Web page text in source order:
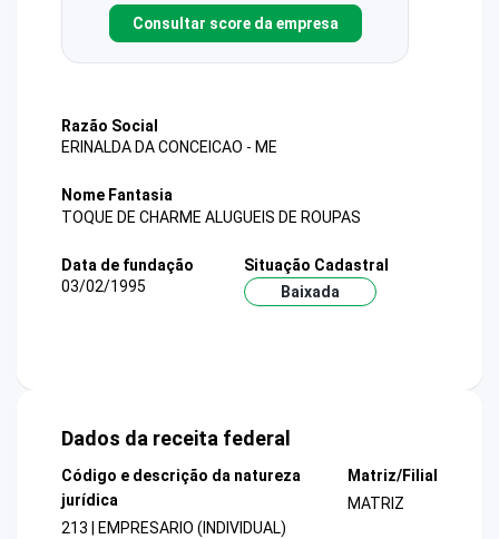
Consultar score da empresa
Razão Social
ERINALDA DA CONCEICAO - ME
Nome Fantasia
TOQUE DE CHARME ALUGUEIS DE ROUPAS
Data de fundação
03/02/1995
Situação Cadastral
Baixada
Dados da receita federal
Código e descrição da natureza
jurídica
213 | EMPRESARIO (INDIVIDUAL)
Matriz/Filial
MATRIZ